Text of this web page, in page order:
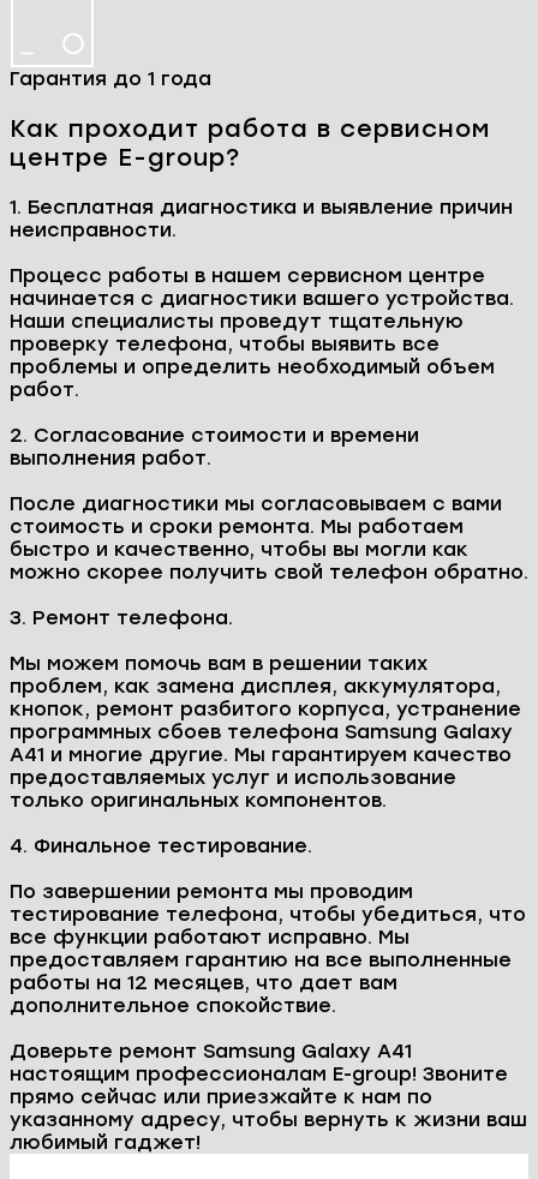
Гарантия до 1 года
Как проходит работа в сервисном
центре E-group?
1. Бесплатная диагностика и выявление причин
неисправности.
Процесс работы в нашем сервисном центре
начинается с диагностики вашего устройства.
Наши специалисты проведут тщательную
проверку телефона, чтобы выявить все
проблемы и определить необходимый объем
работ.
2. Согласование стоимости и времени
выполнения работ.
После диагностики мы согласовываем с вами
стоимость и сроки ремонта. Мы работаем
быстро и качественно, чтобы вы могли как
можно скорее получить свой телефон обратно.
3. Ремонт телефона.
Мы можем помочь вам в решении таких
проблем, как замена дисплея, аккумулятора,
кнопок, ремонт разбитого корпуса, устранение
программных сбоев телефона Samsung Galaxy
A41 и многие другие. Мы гарантируем качество
предоставляемых услуг и использование
только оригинальных компонентов.
4. Финальное тестирование.
По завершении ремонта мы проводим
тестирование телефона, чтобы убедиться, что
все функции работают исправно. Мы
предоставляем гарантию на все выполненные
работы на 12 месяцев, что дает вам
дополнительное спокойствие.
Доверьте ремонт Samsung Galaxy A41
настоящим профессионалам E-group! Звоните
прямо сейчас или приезжайте к нам по
указанному адресу, чтобы вернуть к жизни ваш
любимый гаджет!